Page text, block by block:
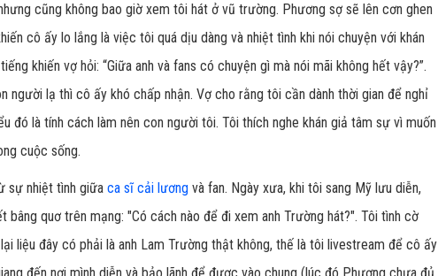
cũng không bao giờ xem tôi hát ở vũ trường. Phương sợ sẽ lên cơn ghen
cô ấy lo lắng là việc tôi quá dịu dàng và nhiệt tình khi nói chuyện với khán
khiến vợ hỏi: “Giữa anh và fans có chuyện gì mà nói mãi không hết vậy?”.
người lạ thì cô ấy khó chấp nhận. Vợ cho rằng tôi cần dành thời gian để nghỉ
đó là tính cách làm nên con người tôi. Tôi thích nghe khán giả tâm sự vì muốn
cuộc sống.
sự nhiệt tình giữa ca sĩ cải lương và fan. Ngày xưa, khi tôi sang Mỹ lưu diễn,
bâng quơ trên mạng: "Có cách nào để đi xem anh Trường hát?". Tôi tình cờ
liệu đây có phải là anh Lam Trường thật không, thế là tôi livestream để cô ấy